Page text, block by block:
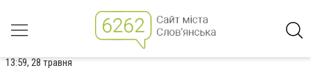
13:59, 28 травня